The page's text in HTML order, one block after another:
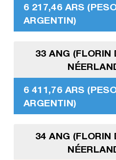
6 217,46 ARS
ARGENTIN)
33 ANG (FLORIN
6 411,76 ARS
ARGENTIN)
34 ANG (FLORIN